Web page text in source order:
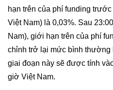
hạn trên của phí funding
Việt Nam) là 0,03%. Sau
Nam), giới hạn trên của phí
chỉnh trở lại mức bình thường
giai đoạn này sẽ được tính
giờ Việt Nam.